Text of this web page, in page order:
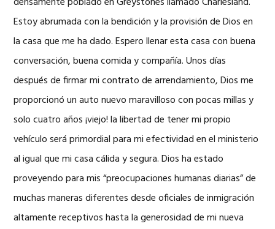
Estoy abrumada con la bendición y la provisión de Dios en
la casa que me ha dado. Espero llenar esta casa con buena
conversación, buena comida y compañía. Unos días
después de firmar mi contrato de arrendamiento, Dios me
proporcionó un auto nuevo maravilloso con pocas millas y
solo cuatro años ¡viejo! la libertad de tener mi propio
vehículo será primordial para mi efectividad en el ministerio
al igual que mi casa cálida y segura. Dios ha estado
proveyendo para mis “preocupaciones humanas diarias” de
muchas maneras diferentes desde oficiales de inmigración
altamente receptivos hasta la generosidad de mi nueva